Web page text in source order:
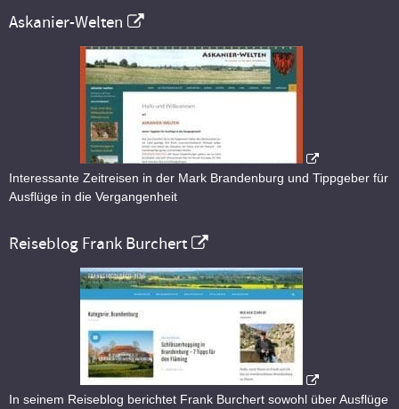
Askanier-Welten
Interessante Zeitreisen in der Mark Brandenburg und Tippgeber für
Ausflüge in die Vergangenheit
Reiseblog Frank Burchert
In seinem Reiseblog berichtet Frank Burchert sowohl über Ausflüge